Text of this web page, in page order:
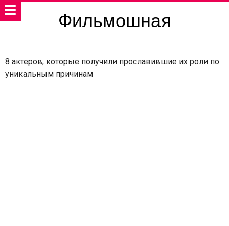
Фильмошная
8 актеров, которые получили прославившие их роли по
уникальным причинам